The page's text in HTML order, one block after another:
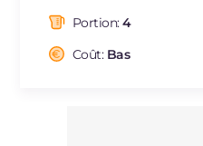
Fibre
Cholestérol
Portion:4
Coût: Bas